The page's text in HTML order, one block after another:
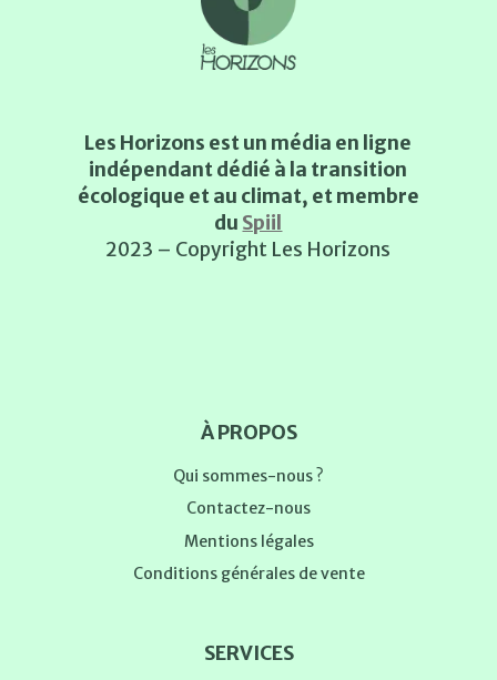
Les Horizons est un média en ligne
indépendant dédié à la transition
écologique et au climat, et membre
du Spiil
2023 – Copyright Les Horizons
À PROPOS
Qui sommes-nous ?
Contactez-nous
Mentions légales
Conditions générales de vente
SERVICES